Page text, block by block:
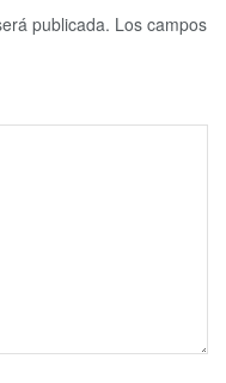
publicada. Los campos